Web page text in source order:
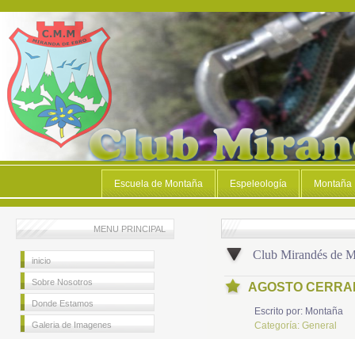
Escuela de Montaña Espeleología Montaña
Club Mirandés de
AGOSTO
Escrito por: Montaña
Categoría: General
MENU PRINCIPAL
inicio
Sobre Nosotros
Donde Estamos
Galeria de Imagenes